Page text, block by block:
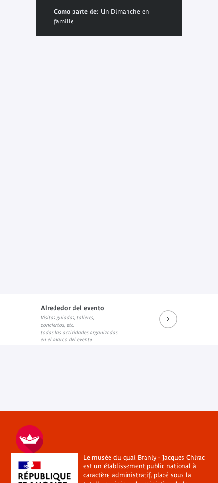
Como parte de: Un Dimanche en
famille
Alrededor del evento
Visitas guiadas, talleres,
conciertos, etc.
todas las actividades organizadas
en el marco del evento
Le musée du quai Branly - Jacques Chirac
est un établissement public national à
caractère administratif, placé sous la